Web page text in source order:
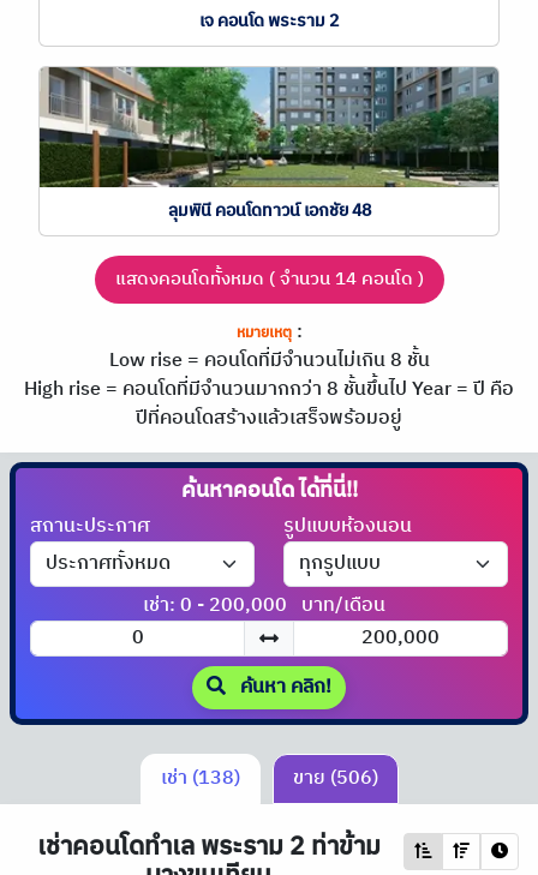
เจ คอนโด พระราม 2
ลุมพินี คอนโดทาวน์ เอกชัย 48
แสดงคอนโดทั้งหมด ( จำนวน 14 คอนโด )
หมายเหตุ:
Low rise = คอนโดที่มีจำนวนไม่เกิน 8 ชั้น
High rise = คอนโดที่มีจำนวนมากกว่า 8 ชั้นขึ้นไปYear = ปี คือ
ปีที่คอนโดสร้างแล้วเสร็จพร้อมอยู่
ค้นหาคอนโดได้ที่นี่!!
สถานะประกาศ รูปแบบห้องนอน
เช่า: 0 - 200,000 บาท/เดือน
ค้นหา คลิก!
เช่า (138) ขาย (506)
เช่าคอนโดทำเล พระราม 2 ท่าข้าม